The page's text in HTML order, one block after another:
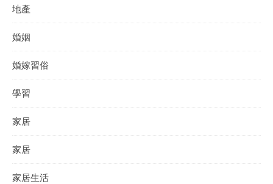
地產
婚姻
婚嫁習俗
學習
家居
家居
家居生活